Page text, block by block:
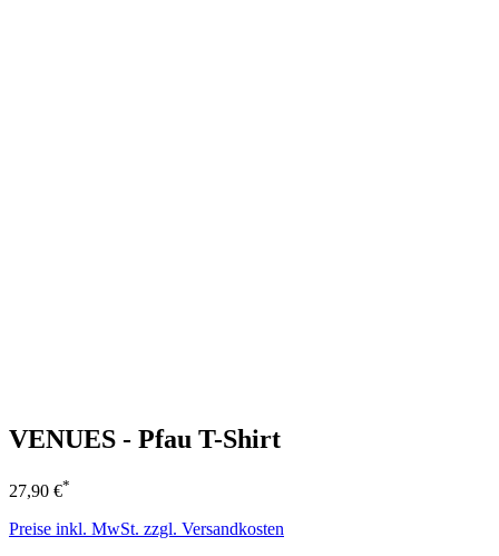
VENUES - Pfau T-Shirt
27,90 €*
Preise inkl. MwSt. zzgl. Versandkosten